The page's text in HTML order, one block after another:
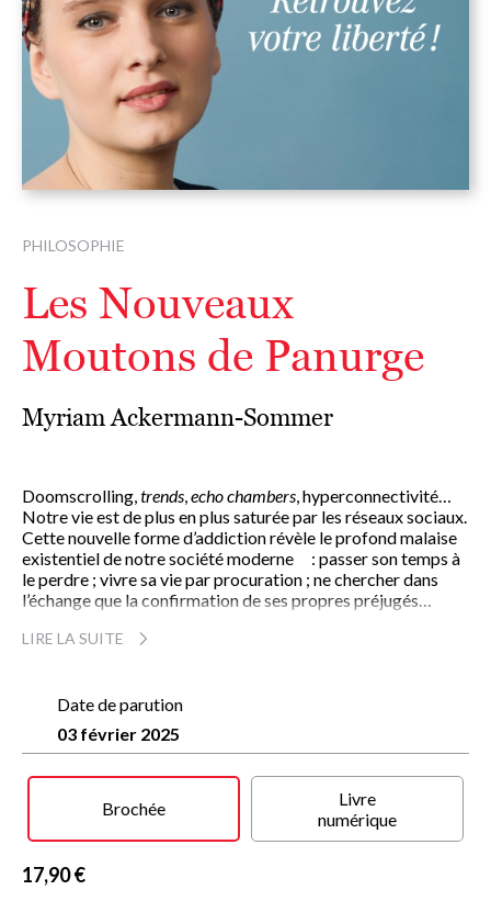
PHILOSOPHIE
Les Nouveaux
Moutons de Panurge
Myriam Ackermann-Sommer
Doomscrolling, trends echo chambers , hyperconnectivité…
Notrevie est de plus en plus saturée par les réseaux sociaux.
Cette nouvelle forme d’addiction révèle le profond malaise
existentiel de notre société moderne : passer son temps à
le perdre ; vivre sa vie par procuration ; ne chercher dans
l’échange que la confirmation de ses propres préjugés…
Aux prises, comme nous tous, avec cet inconscient repli sur
un détour salutaire par la sagesse talmudique. Comment ces
textes anciens, souvent abscons, peuvent-ils nous aider à
redonner du sens à la modernité ?
En cinq chapitres stimulants, qui font également appel à son
expérience de femme moderne, elle nous guide à la
rencontre de valeurs universelles. Car ce qui est en jeu n’est
pas seulement notre rapport à la technologie : c’est, plus
pleinement notre existence.
LIRE LA SUITE
Date de parution
03 février 2025
Brochée
Livre
numérique
17,90 €